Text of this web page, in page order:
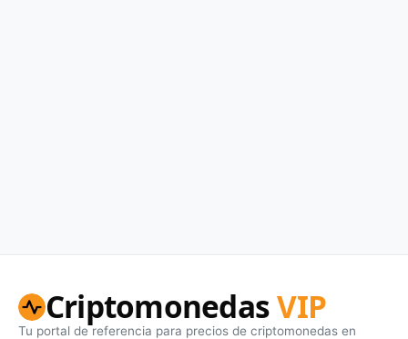
CriptomonedasVIP
Tu portal de referencia para precios de criptomonedas en